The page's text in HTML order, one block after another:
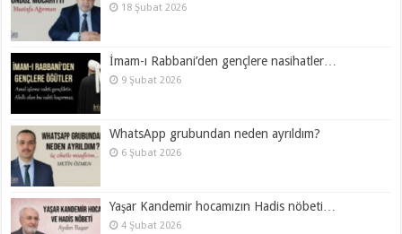
18 Şubat 2026
İmam-ı Rabbani’den gençlere nasihatler…
9 Şubat 2026
WhatsApp grubundan neden ayrıldım?
6 Şubat 2026
Yaşar Kandemir hocamızın Hadis nöbeti…
4 Şubat 2026